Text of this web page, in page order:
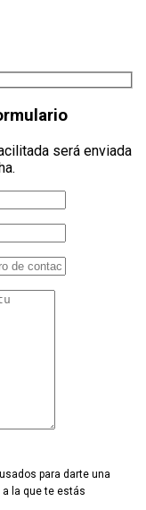
será enviada
para darte una
la que te estás